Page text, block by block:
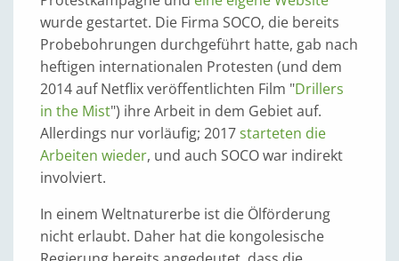
wurde gestartet. Die Firma SOCO, die bereits
Probebohrungen durchgeführt hatte, gab nach
heftigen internationalen Protesten (und dem
2014 auf Netflix veröffentlichten Film "Drillers
in the Mist") ihre Arbeit in dem Gebiet auf.
Allerdings nur vorläufig; 2017starteten die
Arbeiten wieder, und auch SOCO war indirekt
involviert.
In einem Weltnaturerbe ist die Ölförderung
nicht erlaubt. Daher hat die kongolesische